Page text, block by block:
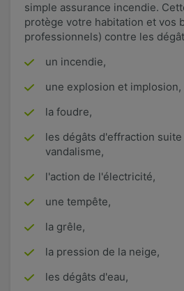
simple assurance incendie.
protège votre habitation et vos
professionnels) contre les
un incendie,
une explosion et implosion,
la foudre,
les dégâts d'effraction suite
vandalisme,
l'action de l'électricité,
une tempête,
la grêle,
la pression de la neige,
les dégâts d'eau,